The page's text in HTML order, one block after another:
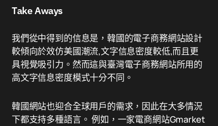
Take Aways
我們從中得到的信息是，韓國的電子商務網站設計
較傾向於效仿美國潮流,文字信息密度較低,而且更
具視覺吸引力。然而這與臺灣電子商務網站所用的
高文字信息密度模式十分不同。
韓國網站也迎合全球用戶的需求，因此在大多情況
下都支持多種語言。 例如，一家電商網站Gmarket